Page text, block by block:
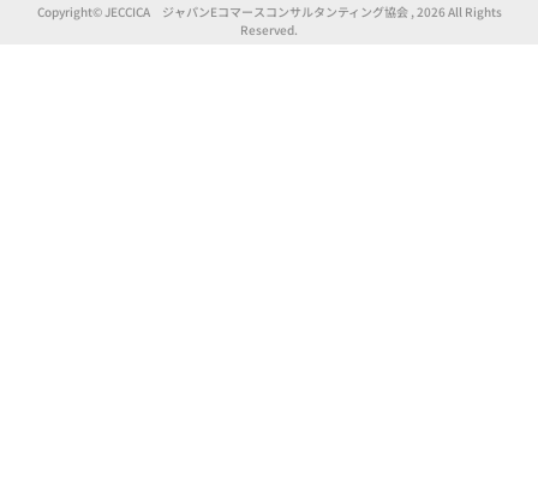
Copyright© JECCICA ジャパンEコマースコンサルタンティング協会 , 2026 All Rights
Reserved.